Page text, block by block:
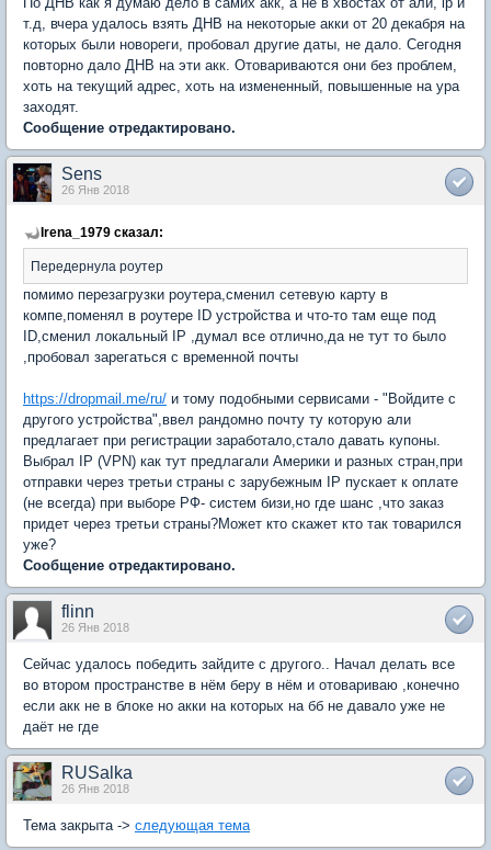
т.д, вчера удалось взять ДНВ на некоторые акки от 20 декабря на
которых были новореги, пробовал другие даты, не дало. Сегодня
повторно дало ДНВ на эти акк. Отовариваются они без проблем,
хоть на текущий адрес, хоть на измененный, повышенные на ура
заходят.
Сообщение отредактировано.
Sens
26 Янв 2018
Irena_1979 сказал:
Передернула роутер
помимо перезагрузки роутера,сменил сетевую карту в
компе,поменял в роутере ID устройства и что-то там еще под
ID,сменил локальный IP ,думал все отлично,да не тут то было
,пробовал зарегаться с временной почты
https://dropmail.me/ru/ и тому подобными сервисами - "Войдите с
другого устройства",ввел рандомно почту ту которую али
предлагает при регистрации заработало,стало давать купоны.
Выбрал IP (VPN) как тут предлагали Америки и разных стран,при
отправки через третьи страны с зарубежным IP пускает к оплате
(не всегда) при выборе РФ- систем бизи,но где шанс ,что заказ
придет через третьи страны?Может кто скажет кто так товарился
уже?
Сообщение отредактировано.
flinn
26 Янв 2018
Сейчас удалось победить зайдите с другого.. Начал делать все
во втором пространстве в нём беру в нём и отовариваю ,конечно
если акк не в блоке но акки на которых на бб не давало уже не
даёт не где
RUSalka
26 Янв 2018
Тема закрыта -> следующая тема